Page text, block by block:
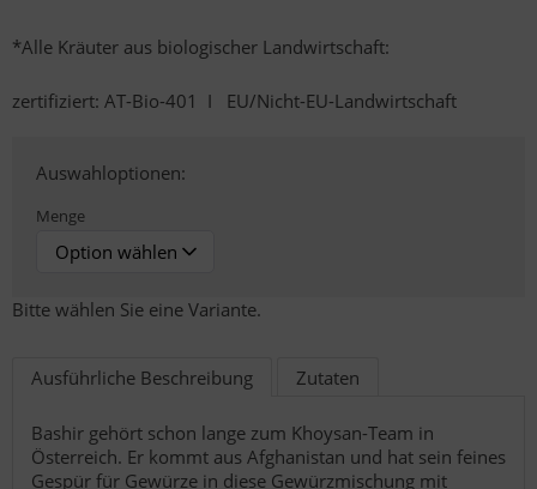
*Alle Kräuter aus biologischer Landwirtschaft:
zertifiziert: AT-Bio-401 I EU/Nicht-EU-Landwirtschaft
Auswahloptionen:
Menge
Bitte wählen Sie eine Variante.
Ausführliche Beschreibung Zutaten
Bashir gehört schon lange zum Khoysan-Team in
Österreich. Er kommt aus Afghanistan und hat sein feines
Gespür für Gewürze in diese Gewürzmischung mit